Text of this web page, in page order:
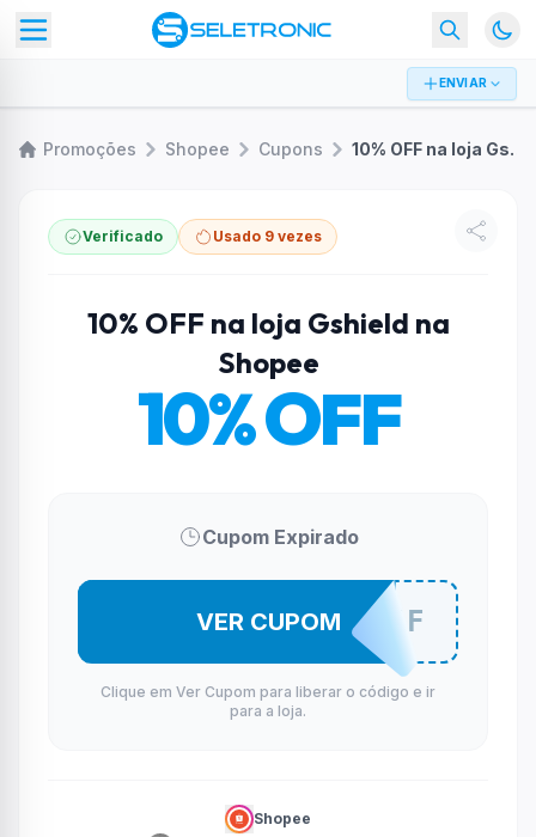
ENVIAR
Promoções Shopee Cupons 10% OFF na loja Gshield na Shopee
Verificado Usado 9 vezes
10% OFF na loja Gshield na
Shopee
10% OFF
Cupom Expirado
GSHI10OFF
VER CUPOM
Clique em Ver Cupom para liberar o código e ir
para a loja.
Shopee